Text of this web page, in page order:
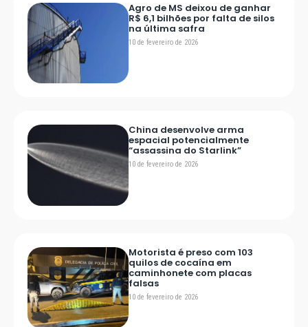
Agro de MS deixou de ganhar
R$ 6,1 bilhões por falta de silos
na última safra
10 de fevereiro de 2026
China desenvolve arma
espacial potencialmente
“assassina do Starlink”
10 de fevereiro de 2026
Motorista é preso com 103
quilos de cocaína em
caminhonete com placas
falsas
10 de fevereiro de 2026